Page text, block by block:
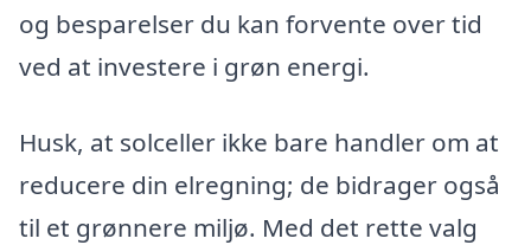
og besparelser du kan forvente over tid
ved at investere i grøn energi.
Husk, at solceller ikke bare handler om at
reducere din elregning; de bidrager også
til et grønnere miljø. Med det rette valg